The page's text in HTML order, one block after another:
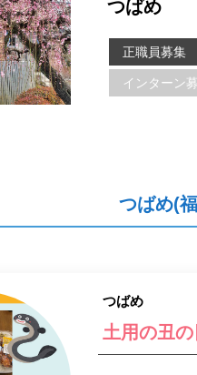
つばめ
正職員募集
インターン
つばめ(
つばめ
土用の丑の